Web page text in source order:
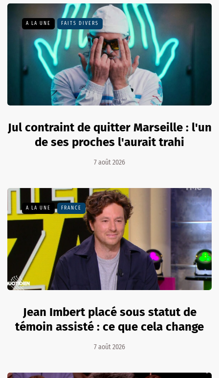
A LA UNE FAITS DIVERS
Jul contraint de quitter Marseille : l'un
de ses proches l'aurait trahi
7 août 2026
A LA UNE FRANCE
Jean Imbert placé sous statut de
témoin assisté : ce que cela change
7 août 2026